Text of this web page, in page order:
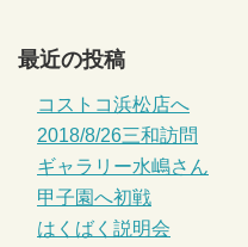
最近の投稿
コストコ浜松店へ
2018/8/26三和訪問
ギャラリー水嶋さん
甲子園へ初戦
はくばく説明会